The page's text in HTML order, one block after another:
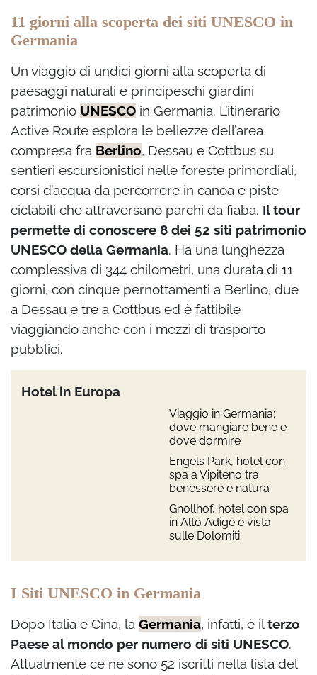
11 giorni alla scoperta dei siti UNESCO in
Germania
Un viaggio di undici giorni alla scoperta di
paesaggi naturali e principeschi giardini
patrimonio UNESCO in Germania. L’itinerario
Active Route esplora le bellezze dell’area
compresa fra Berlino, Dessau e Cottbus su
sentieri escursionistici nelle foreste primordiali,
corsi d’acqua da percorrere in canoa e piste
ciclabili che attraversano parchi da fiaba. Il tour
permette di conoscere 8 dei 52 siti patrimonio
UNESCO della Germania. Ha una lunghezza
complessiva di 344 chilometri, una durata di 11
giorni, con cinque pernottamenti a Berlino, due
a Dessau e tre a Cottbus ed è fattibile
viaggiando anche con i mezzi di trasporto
pubblici.
Hotel in Europa
Viaggio in Germania:
dove mangiare bene e
dove dormire
Engels Park, hotel con
spa a Vipiteno tra
benessere e natura
Gnollhof, hotel con spa
in Alto Adige e vista
sulle Dolomiti
I Siti UNESCO in Germania
Dopo Italia e Cina, la Germania, infatti, è ilterzo
Paese al mondo per numero di siti UNESCO.
Attualmente ce ne sono 52 iscritti nella lista del